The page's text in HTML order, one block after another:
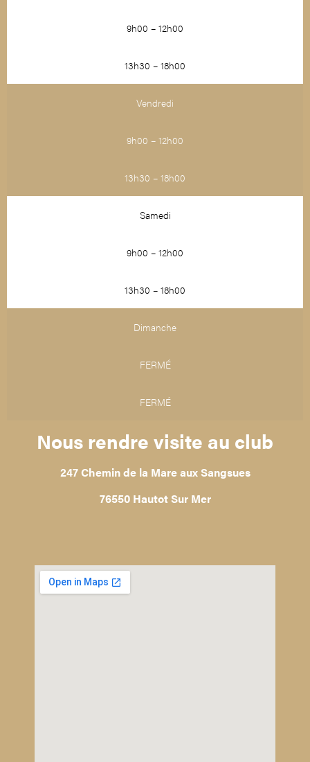
9h00 – 12h00
13h30 – 18h00
Vendredi
9h00 – 12h00
13h30 – 18h00
Samedi
9h00 – 12h00
13h30 – 18h00
Dimanche
FERMÉ
FERMÉ
Nous rendre visite au club
247 Chemin de la Mare aux Sangsues
76550 Hautot Sur Mer